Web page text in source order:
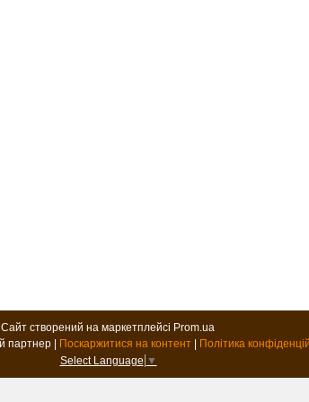
Сайт створений на маркетплейсі Prom.ua
Поскаржитися на контент
Політика
Select Language ▼